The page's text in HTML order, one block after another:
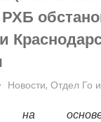
Новости, Отдел Го
на